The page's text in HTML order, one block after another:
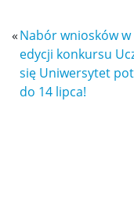
«Nabór wniosków w
edycji konkursu
się Uniwersytet
do 14 lipca!